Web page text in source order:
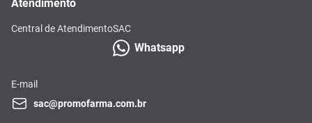
Atendimento
Central de AtendimentoSAC
Whatsapp
E-mail
sac@promofarma.com.br